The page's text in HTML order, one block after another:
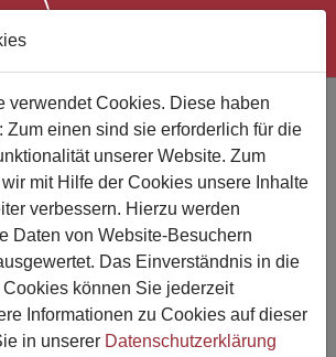
von
2024
verwendet Cookies. Diese haben
Zum einen sind sie erforderlich für die
unserer Website. Zum
mit Hilfe der Cookies unsere Inhalte
verbessern. Hierzu werden
Daten von Website-Besuchern
Das Einverständnis in die
können Sie jederzeit
Informationen zu Cookies auf dieser
in unserer Datenschutzerklärung